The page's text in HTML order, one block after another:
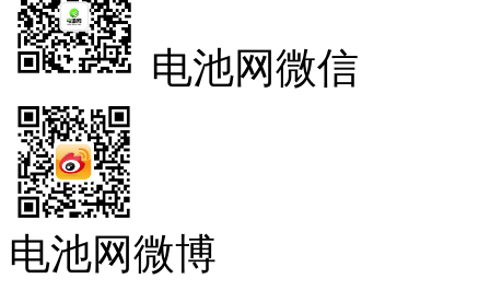
电池网微信
电池网微博